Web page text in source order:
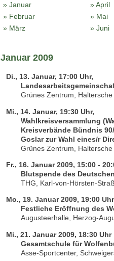
» Januar
» April
» Februar
» Mai
» März
» Juni
Januar 2009
Di., 13. Januar, 17:00 Uhr,
Grünes Zentrum,
Mi., 14. Januar, 19:30 Uhr,
Wahlkreisversammlung
Kreisverbände Bündnis
Goslar zur Wahl eines/r
Grünes Zentrum,
Fr., 16. Januar 2009, 15:00 -
Blutspende des
THG, Karl-von-Hörsten-
Mo., 19. Januar 2009, 19:00 Uhr
Festliche Eröffnung des
Augusteerhalle, Herzog-
Mi., 21. Januar 2009, 18:30 Uhr
Gesamtschule für
Asse-Sportcenter,